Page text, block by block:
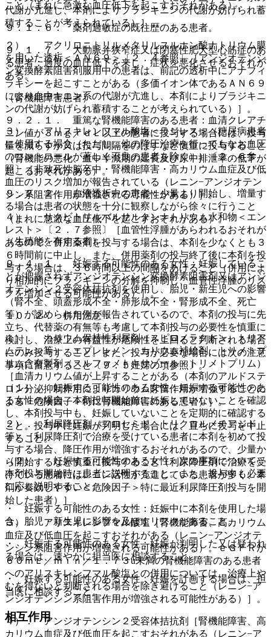
代謝が亢進し、本剤によりブラジキニンの代謝が妨げられ蓄
積することが考えられている）］。
２）． アクリロニトリルメタリルスルホン酸ナトリウム膜
を用いた透析＜ＡＮ６９＞〔２．４参照〕［アンジオテンシ
ン変換酵素阻害剤服用中の患者は、前記の透析中にアナフィ
ラキシーを起こすことがある（多価イオン体であるＡＮ６９
により血中キニン系の代謝が亢進し、本剤によりブラジキニ
ンの代謝が妨げられ蓄積することが考えられている）］。
３）． アリスキレンフマル酸塩＜ラジレス＞（糖尿病患者
に使用する場合（ただし、他の降圧治療を行ってもなお血圧
のコントロールが著しく不良の患者を除く））〔２．６参
照〕［非致死性脳卒中・腎機能障害・高カリウム血症及び低
血圧のリスク増加が報告されている（レニン−アンジオテン
シン系阻害作用が増強される可能性がある）］。
４）． サクビトリルバルサルタンナトリウム水和物＜エン
レスト＞〔２．７参照〕［血管性浮腫があらわれるおそれが
あるので、併用薬剤を投与する場合は、本剤を少なくとも３
６時間前に中止し、また、併用薬剤の投与終了後に本剤を投
与する場合は、３６時間以上の間隔をあけること（併用によ
り相加的にブラジキニンの分解を抑制し、血管性浮腫のリス
クを増加させる可能性がある）］。
１０．２． 併用注意：
１）． カリウム保持性利尿剤（スピロノラクトン、トリア
ムテレン等）、エプレレノン、カリウム補給剤、トリメトプ
リム含有製剤（スルファメトキサゾール・トリメトプリム）
［血清カリウム値が上昇することがある（本剤のアルドステ
ロン分泌抑制作用によりカリウム貯留作用が増強することに
よる＜危険因子＞特に腎機能障害のある患者）］。
２）． 利尿降圧剤（フロセミド、トリクロルメチアジド
等）［利尿降圧剤で治療を受けている患者に本剤を初めて投
与する場合、降圧作用が増強するおそれがあるので、少量か
ら開始するなど慎重に投与すること（利尿降圧剤で治療を受
けている患者にはレニン活性が亢進している患者が多く、本
剤が奏効しやすい＜危険因子＞特に最近利尿降圧剤投与を開
始した患者）］。
３）． アリスキレンフマル酸塩［腎機能障害、高カリウム
血症及び低血圧を起こすおそれがある（レニン−アンジオテ
ンシン系阻害作用が増強される可能性がある）。ｅＧＦＲが
６０ｍＬ／ｍｉｎ／１．７３u未満の腎機能障害のある患者
へのアリスキレンフマル酸塩との併用については、治療上や
むを得ないと判断される場合を除き避けること（レニン−ア
ンジオテンシン系阻害作用が増強される可能性がある）］。
４）． アンジオテンシン２受容体拮抗剤［腎機能障害、高
カリウム血症及び低血圧を起こすおそれがある（レニン−ア
こと（まれに急激な血圧低下を起こすおそれがある）。
９．１．６． 薬剤過敏症の既往歴のある患者。
９．１．７． 大動脈弁狭窄症又は閉塞性肥大型心筋症のあ
る患者：過度の血圧低下を来し、症状を悪化させるおそれが
ある。
（腎機能障害患者）
９．２．１． 重篤な腎機能障害のある患者：血清クレアチ
ニン値が３ｍｇ／ｄＬ以上の患者に投与する場合には、投与
量を減らすか又は投与間隔をのばすなど慎重に投与すること
（腎機能の悪化、血中半減期の延長及び尿中排泄率の低下が
起こるおそれがある）。
９．２．２． 血液透析中の患者：少量より開始し、増量す
る場合は患者の状態を十分に観察しながら徐々に行うこと
（まれに急激な血圧低下を起こすおそれがある）。
（生殖能を有する者）
９．４．１． 妊娠する可能性のある女性：妊娠しているこ
とが把握されずアンジオテンシン変換酵素阻害剤又はアンジ
オテンシン２受容体拮抗剤を使用し、胎児・新生児への影響
（腎不全、頭蓋形成不全・肺形成不全・腎形成不全、死亡
等）が認められた例が報告されているので、本剤の投与に先
立ち、代替薬の有無等も考慮して本剤投与の必要性を慎重に
検討し、治療上の有益性が危険性を上回ると判断される場合
にのみ投与すること。また、投与が必要な場合には次の注意
事項に留意すること〔９．５妊婦の項参照〕。
（１）． 妊娠する可能性のある女性：妊娠する可能性のあ
る女性の場合、本剤投与開始前に妊娠していないことを確認
し、本剤投与中も、妊娠していないことを定期的に確認する
こと。投与中に妊娠が判明した場合には、直ちに投与を中止
すること。
（２）． 妊娠する可能性のある女性：次の事項について、
本剤投与開始時に患者に説明すること。また、投与中も必要
に応じ説明すること。
・ 妊娠する可能性のある女性：妊娠中に本剤を使用した場
合、胎児・新生児に影響を及ぼすリスクがあること。
・ 妊娠する可能性のある女性：妊娠が判明した又は疑われ
る場合は、速やかに担当医に相談すること。
・ 妊娠する可能性のある女性：妊娠を計画する場合は、担
当医に相談すること。
相互作用